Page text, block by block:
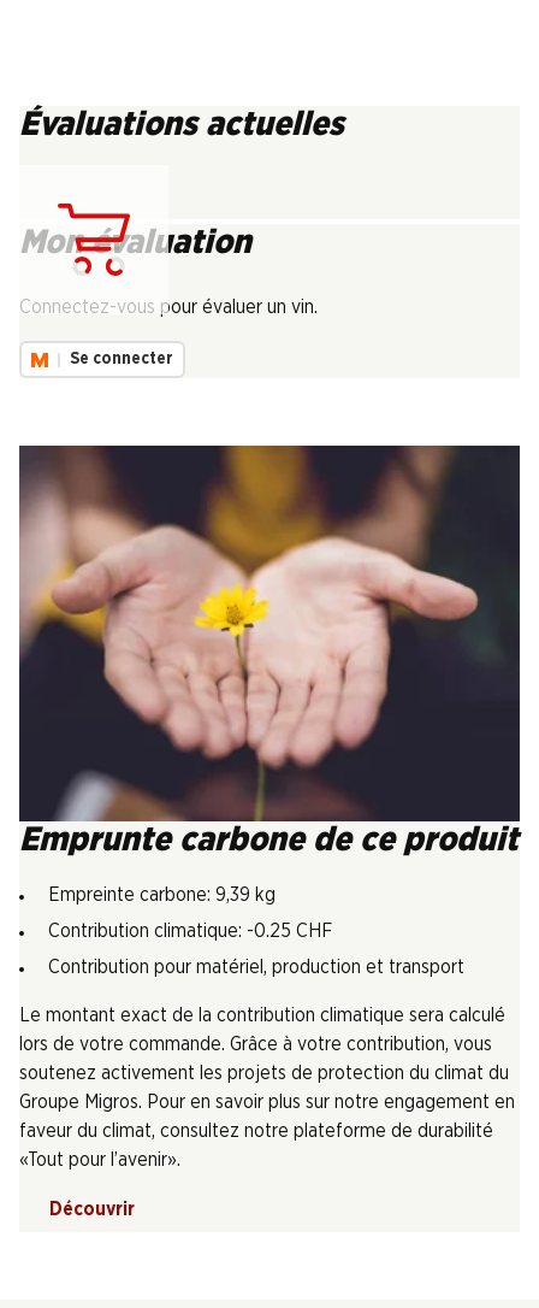
Évaluations actuelles
Mon évaluation
Connectez-vous pour évaluer un vin.
Se connecter
Emprunte carbone de ce produit
Empreinte carbone: 9,39 kg
Contribution climatique: -0.25 CHF
Contribution pour matériel, production et transport
Le montant exact de la contribution climatique sera calculé
lors de votre commande. Grâce à votre contribution, vous
soutenez activement les projets de protection du climat du
Groupe Migros. Pour en savoir plus sur notre engagement en
faveur du climat, consultez notre plateforme de durabilité
«Tout pour l’avenir».
Découvrir